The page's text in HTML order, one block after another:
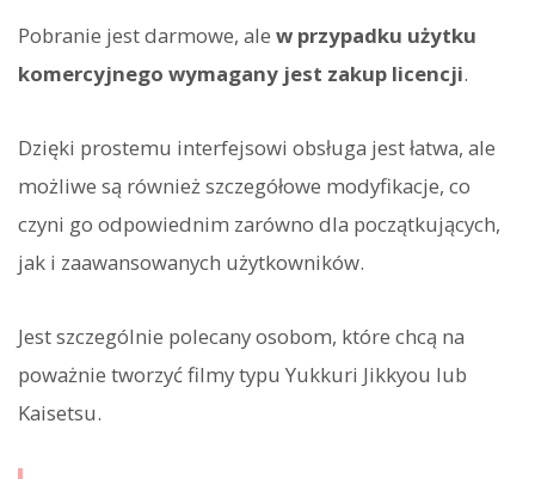
Pobranie jest darmowe, ale w przypadku użytku
komercyjnego wymagany jest zakup licencji.
Dzięki prostemu interfejsowi obsługa jest łatwa, ale
możliwe są również szczegółowe modyfikacje, co
czyni go odpowiednim zarówno dla początkujących,
jak i zaawansowanych użytkowników.
Jest szczególnie polecany osobom, które chcą na
poważnie tworzyć filmy typu Yukkuri Jikkyou lub
Kaisetsu.